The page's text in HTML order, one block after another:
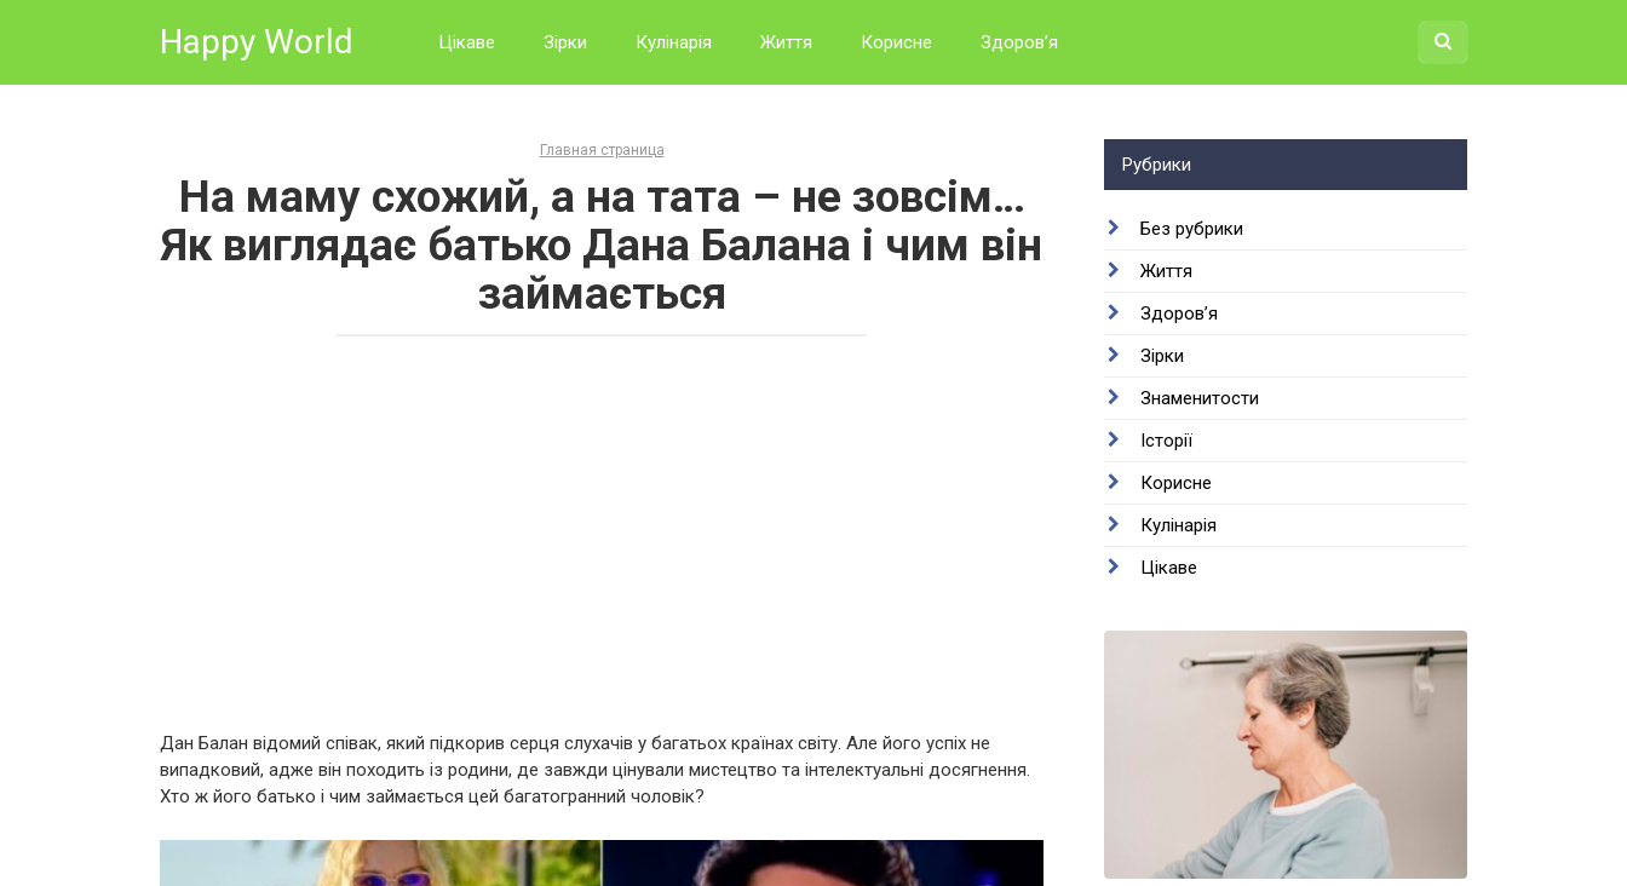
Happy World Цікаве Зірки Кулінарія Життя Корисне Здоров’я
Главная страница
На маму схожий, а на тата – не зовсім…
Як виглядає батько Дана Балана і чим він
займається
Дан Балан відомий співак, який підкорив серця слухачів у багатьох країнах світу. Але його успіх не
випадковий, адже він походить із родини, де завжди цінували мистецтво та інтелектуальні досягнення.
Хто ж його батько і чим займається цей багатогранний чоловік?
Рубрики
Без рубрики
Життя
Здоров’я
Зірки
Знаменитости
Історії
Корисне
Кулінарія
Цікаве